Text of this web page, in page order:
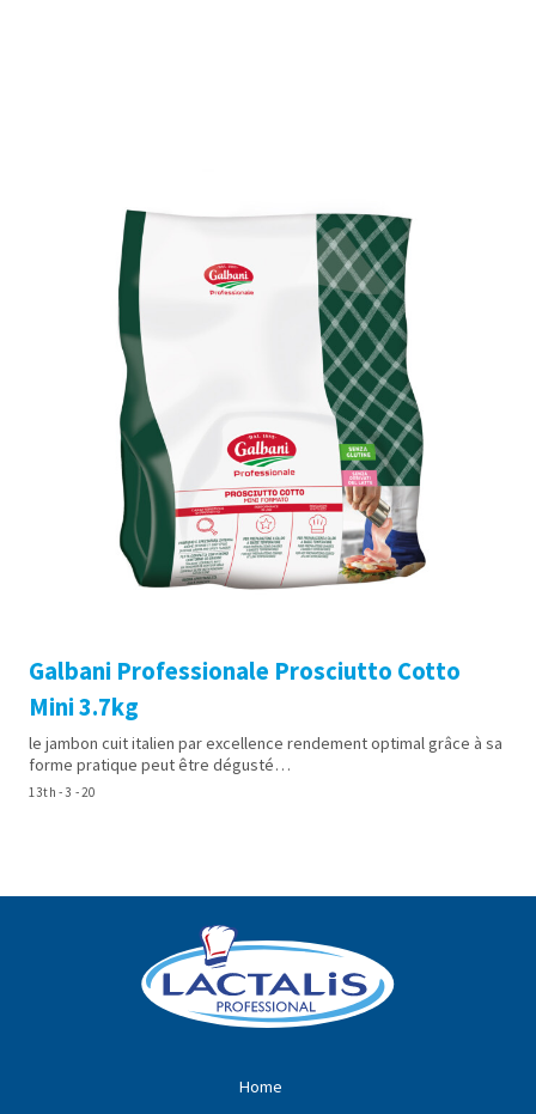
Galbani Professionale Prosciutto Cotto
Mini 3.7kg
le jambon cuit italien par excellence rendement optimal grâce à sa
forme pratique peut être dégusté…
13th - 3 - 20
Home